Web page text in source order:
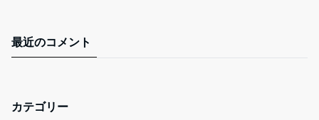
最近のコメント
カテゴリー